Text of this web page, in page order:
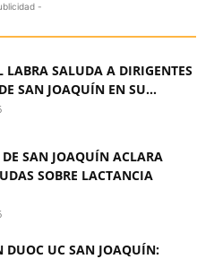
-
LABRA SALUDA A DIRIGENTES
SAN JOAQUÍN EN SU...
SAN JOAQUÍN ACLARA
SOBRE LACTANCIA
DUOC UC SAN JOAQUÍN: